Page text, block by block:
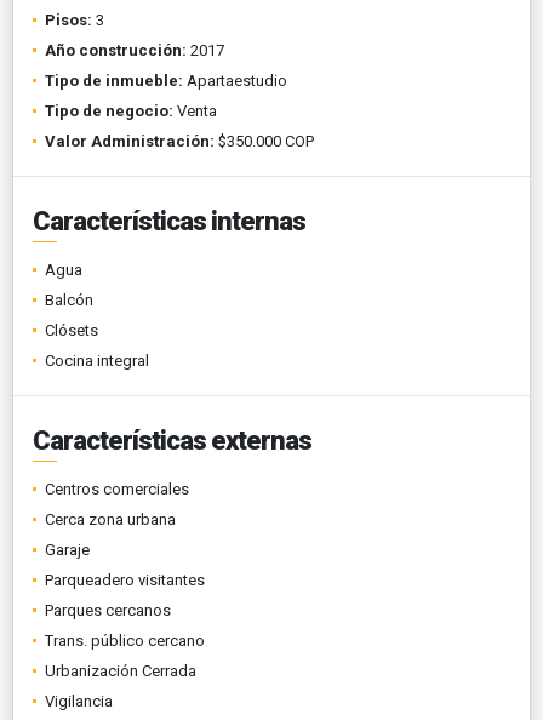
Pisos: 3
Año construcción: 2017
Tipo de inmueble: Apartaestudio
Tipo de negocio: Venta
Valor Administración: $350.000 COP
Características internas
Agua
Balcón
Clósets
Cocina integral
Características externas
Centros comerciales
Cerca zona urbana
Garaje
Parqueadero visitantes
Parques cercanos
Trans. público cercano
Urbanización Cerrada
Vigilancia